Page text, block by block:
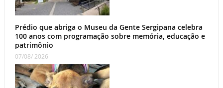
Prédio que abriga o Museu da Gente Sergipana celebra
100 anos com programação sobre memória, educação e
patrimônio
07/08/ 2026